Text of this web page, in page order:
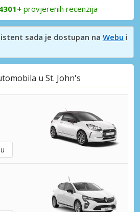
provjerenih recenzija
sada je dostupan na Webu i
u St. John's